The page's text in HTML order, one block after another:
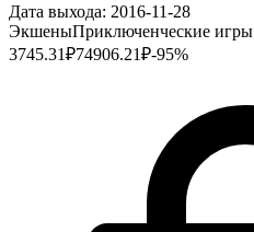
Дата выхода: 2016-11-28
ЭкшеныПриключенческие игры
3745.31₽74906.21₽-95%